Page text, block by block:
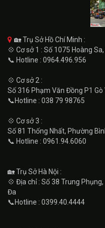
🏡 Trụ Sở Hồ Chí Minh :
💠 Cơ sở 1 : Số 1075 Hoàng
📞 Hotline : 0964.496.956
💠 Cơ sở 2 :
Số 316 Phạm Văn Đồng P1 Gò
📞Hotline : 038 79 98765
💠 Cơ sở 3 :
Số 81 Thống Nhất, Phường
📞 Hotline : 0961.94.6060
🏡 Trụ Sở Hà Nội :
💠 Địa chỉ : Số 38 Trung
Đa
📞Hotline : 0399.40.4444